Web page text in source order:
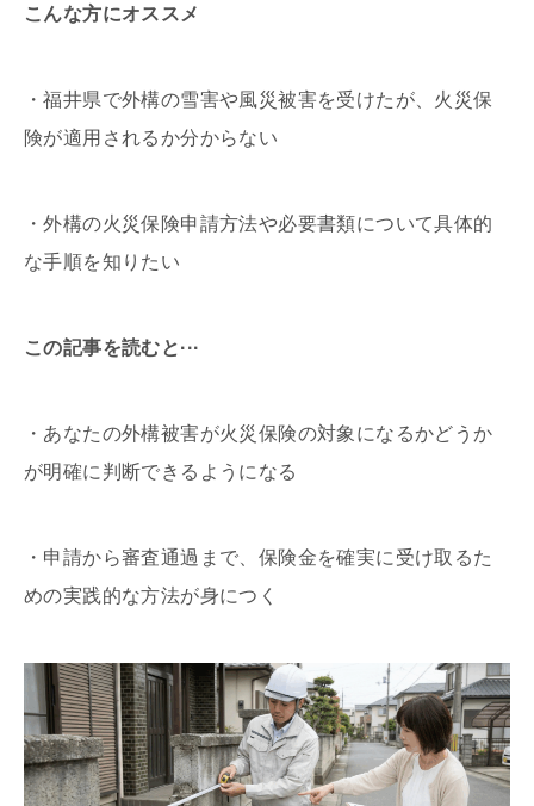
こんな方にオススメ
・福井県で外構の雪害や風災被害を受けたが、火災保
険が適用されるか分からない
・外構の火災保険申請方法や必要書類について具体的
な手順を知りたい
この記事を読むと···
・あなたの外構被害が火災保険の対象になるかどうか
が明確に判断できるようになる
・申請から審査通過まで、保険金を確実に受け取るた
めの実践的な方法が身につく